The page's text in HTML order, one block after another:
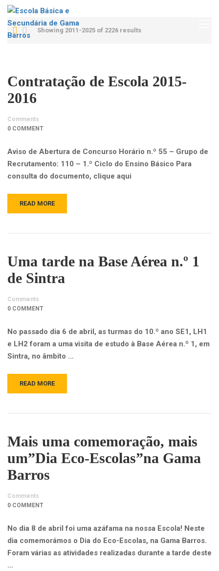
Showing 2011-2025 of 2226 results
Contratação de Escola 2015-
2016
Comments
0 COMMENT
Aviso de Abertura de Concurso Horário n.º 55 – Grupo de
Recrutamento: 110 – 1.º Ciclo do Ensino Básico Para
consulta do documento, clique aqui
READ MORE
Uma tarde na Base Aérea n.º 1
de Sintra
Comments
0 COMMENT
No passado dia 6 de abril, as turmas do 10.º ano SE1, LH1
e LH2 foram a uma visita de estudo à Base Aérea n.º 1, em
Sintra, no âmbito …
READ MORE
Mais uma comemoração, mais
um”Dia Eco-Escolas”na Gama
Barros
Comments
0 COMMENT
No dia 8 de abril foi uma azáfama na nossa Escola! Neste
dia comemorámos o Dia do Eco-Escolas, na Gama Barros.
Foram várias as atividades realizadas durante a tarde deste
…